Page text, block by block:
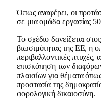
Όπως αναφέρει, οι
σε μια ομάδα εργασίας
Το σχέδιο δανείζεται
βιωσιμότητας της ΕΕ, η
περιβαλλοντικές πτυχές,
επισκόπηση των
πλαισίων για θέματα
προστασία της
φορολογική δικαιοσύνη.